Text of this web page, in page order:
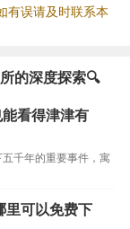
有误请及时联系本
的深度探索🔍
看得津津有
千年的重要事件，寓
里可以免费下